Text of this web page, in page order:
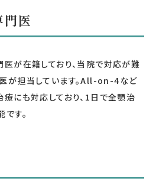
医
医が在籍しており、当院で対応が難
が担当しています。All-on-4など
療にも対応しており、1日で全顎治
す。